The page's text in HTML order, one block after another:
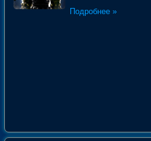
Подробнее »